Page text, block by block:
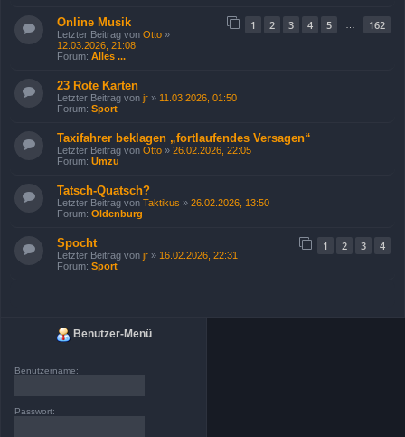
Online Musik 1 2 3 4 5 162
Letzter Beitrag von Otto »
12.03.2026, 21:08
Forum: Alles ...
23 Rote Karten
Letzter Beitrag von jr » 11.03.2026, 01:50
Forum: Sport
Taxifahrer beklagen „fortlaufendes Versagen“
Letzter Beitrag von Otto » 26.02.2026, 22:05
Forum: Umzu
Tatsch-Quatsch?
Letzter Beitrag von Taktikus » 26.02.2026, 13:50
Forum: Oldenburg
Spocht 1 2 3 4
Letzter Beitrag von jr » 16.02.2026, 22:31
Forum: Sport
Benutzer-Menü
Benutzername:
Passwort: